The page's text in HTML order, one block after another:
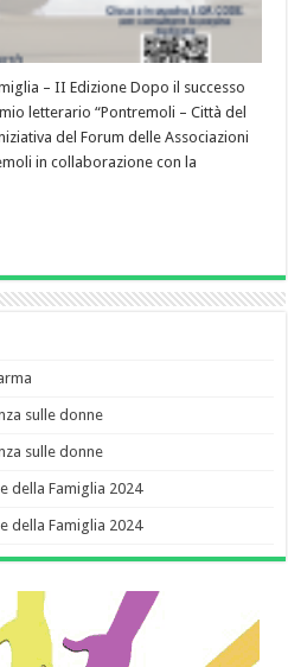
– II Edizione Dopo il successo
letterario “Pontremoli – Città del
del Forum delle Associazioni
in collaborazione con la
sulle donne
sulle donne
della Famiglia 2024
della Famiglia 2024